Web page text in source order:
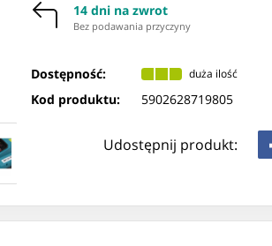
14 dni na zwrot
Bez podawania przyczyny
Dostępność: duża ilość
Kod produktu: 5902628719805
Udostępnij produkt: